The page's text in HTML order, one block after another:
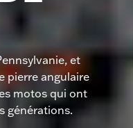
et
pierre angulaire
motos qui ont
générations.